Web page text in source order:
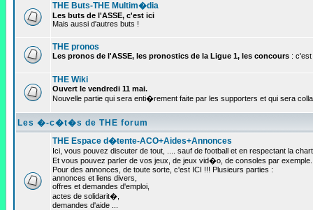
THE Buts-THE Multim�dia
Les buts de l'ASSE, c'est ici
Mais aussi d'autres buts !
THE pronos
Les pronos de l'ASSE, les pronostics de la Ligue 1, les concours : c'est
THE Wiki
Ouvert le vendredi 11 mai.
Nouvelle partie qui sera enti�rement faite par les supporters et qui sera
Les �-c�t�s de THE forum
THE Espace d�tente-ACO+Aides+Annonces
Ici, vous pouvez discuter de tout, .... sauf de football et en respectant la
Et vous pouvez parler de vos jeux, de jeux vid�o, de consoles par exemple.
Pour des annonces, de toute sorte, c'est ICI !!! Plusieurs parties :
annonces et liens divers,
offres et demandes d'emploi,
actes de solidarit�,
demandes d'aide ...